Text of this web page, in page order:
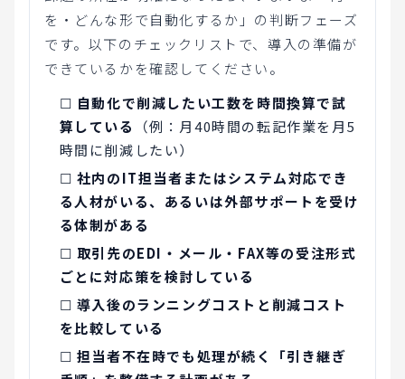
を・どんな形で自動化するか」の判断フェーズ
です。以下のチェックリストで、導入の準備が
できているかを確認してください。
☐ 自動化で削減したい工数を時間換算で試
算している
（例：月40時間の転記作業を月5
時間に削減したい）
☐ 社内のIT担当者またはシステム対応でき
る人材がいる、あるいは外部サポートを受け
る体制がある
☐ 取引先のEDI・メール・FAX等の受注形式
ごとに対応策を検討している
☐ 導入後のランニングコストと削減コスト
を比較している
☐ 担当者不在時でも処理が続く「引き継ぎ